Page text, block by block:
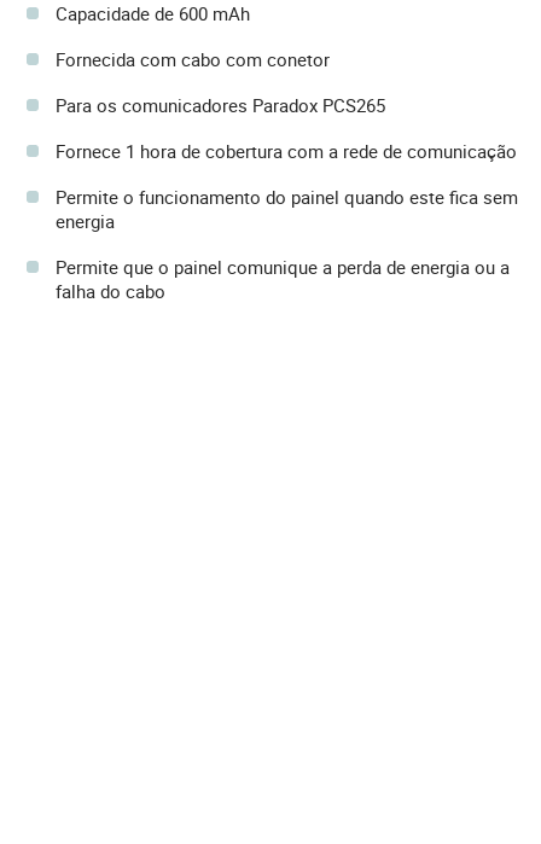
Capacidade de 600 mAh
Fornecida com cabo com conetor
Para os comunicadores Paradox PCS265
Fornece 1 hora de cobertura com a rede de comunicação
Permite o funcionamento do painel quando este fica sem
energia
Permite que o painel comunique a perda de energia ou a
falha do cabo